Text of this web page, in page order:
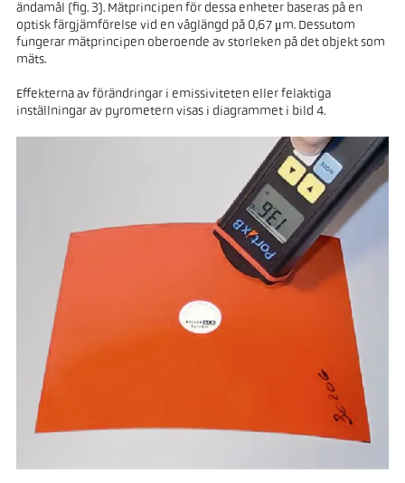
ändamål (fig. 3). Mätprincipen för dessa enheter baseras på en
optisk färgjämförelse vid en våglängd på 0,67 μm. Dessutom
fungerar mätprincipen oberoende av storleken på det objekt som
mäts.
Effekterna av förändringar i emissiviteten eller felaktiga
inställningar av pyrometern visas i diagrammet i bild 4.